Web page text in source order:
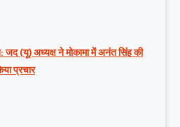
जद (यू) अध्यक्ष ने मोकामा में अनंत सिंह की
प्रचार